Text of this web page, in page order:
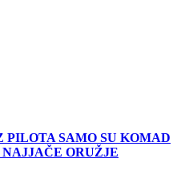
PILOTA SAMO SU KOMAD
ORUŽJE